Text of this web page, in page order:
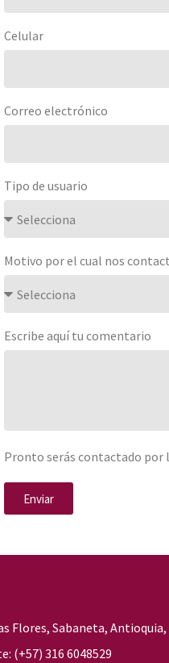
Celular
Correo electrónico
Tipo de usuario
Motivo por el cual nos
Escribe aquí tu comentario
Pronto serás contactado por
Enviar
Flores, Sabaneta,
(+57) 316 6048529